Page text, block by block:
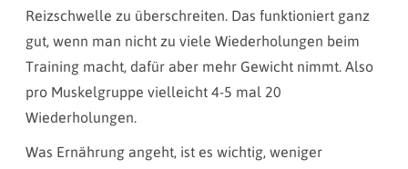
Reizschwelle zu überschreiten. Das funktioniert ganz
gut, wenn man nicht zu viele Wiederholungen beim
Training macht, dafür aber mehr Gewicht nimmt. Also
pro Muskelgruppe vielleicht 4-5 mal 20
Wiederholungen.
Was Ernährung angeht, ist es wichtig, weniger